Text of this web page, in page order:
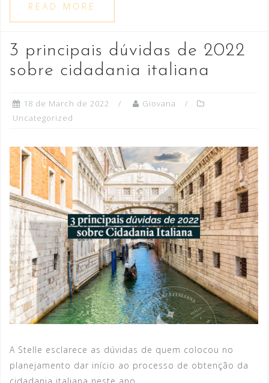
READ MORE
3 principais dúvidas de 2022
sobre cidadania italiana
18 de March de 2022
Giovana
Uncategorized
A Stelle esclarece as dúvidas de quem colocou no
planejamento dar início ao processo de obtenção da